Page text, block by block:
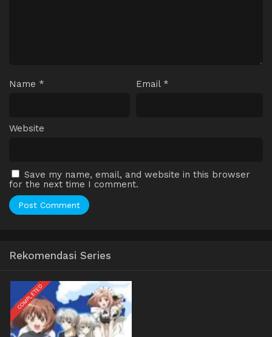
Name * Email *
Website
Save my name, email, and website in this browser
for the next time I comment.
Rekomendasi Series
COMPLETED